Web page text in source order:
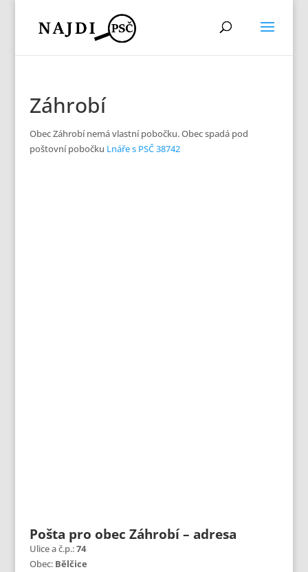
Záhrobí
Obec Záhrobí nemá vlastní pobočku. Obec spadá pod
poštovní pobočku Lnáře s PSČ 38742
Pošta pro obec Záhrobí – adresa
Ulice a č.p.:74
Obec: Bělčice